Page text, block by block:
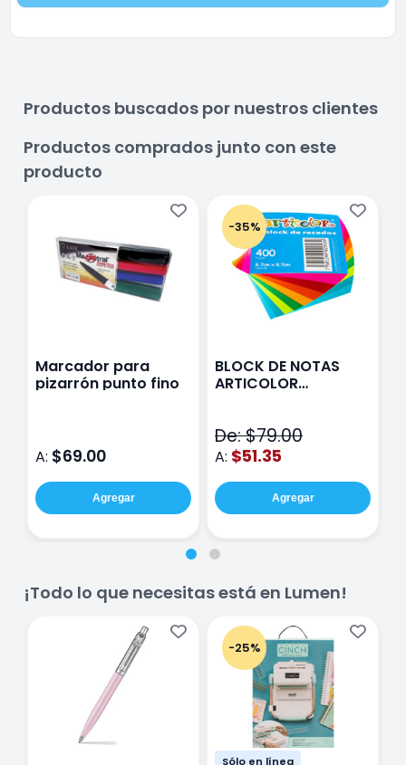
Productos buscados por nuestros clientes
Productos comprados junto con este
producto
Marcador para
pizarrón punto fino
A: $69.00
Agregar
-35%
BLOCK DE NOTAS
ARTICOLOR
De: $79.00
A: $51.35
Agregar
¡Todo lo que necesitas está en Lumen!
-25%
Sólo en línea